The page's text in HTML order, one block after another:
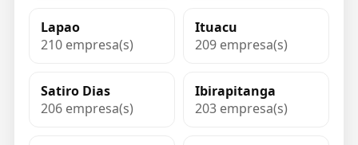
Lapao
210 empresa(s)
Ituacu
209 empresa(s)
Satiro Dias
206 empresa(s)
Ibirapitanga
203 empresa(s)